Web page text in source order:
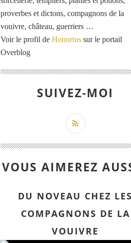
proverbes et dictons, compagnons de la
vouivre, château, guerriers …
Voir le profil de Honorius sur le portail
Overblog
SUIVEZ-MOI
VOUS AIMEREZ
DU NOVEAU CHEZ LES
COMPAGNONS DE LA
VOUIVRE